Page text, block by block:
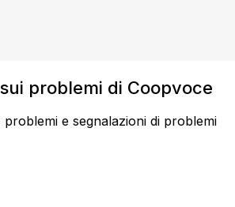
problemi di Coopvoce
e segnalazioni di problemi